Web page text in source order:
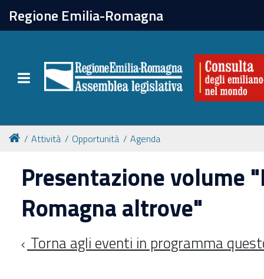
Regione Emilia-Romagna
Toggle navigation
chiudi
Attività
Per chi vive all'estero
Newsletter
Attività Opportunità Agenda
Presentazione volume
Romagna altrove"
Torna agli eventi in programma